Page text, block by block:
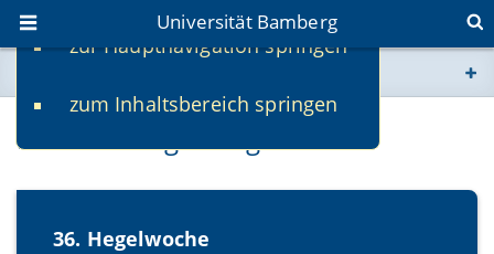
zur Hauptnavigation springen
zum Inhaltsbereich springen
Universität Bamberg
www.uni-bamberg.de
fis.uni-bamberg.de
Die Bamberger Hegelwoche
36. Hegelwoche